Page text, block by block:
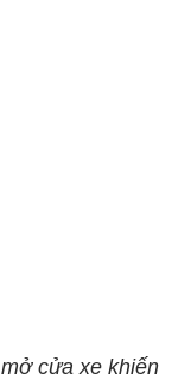
cửa xe khiến